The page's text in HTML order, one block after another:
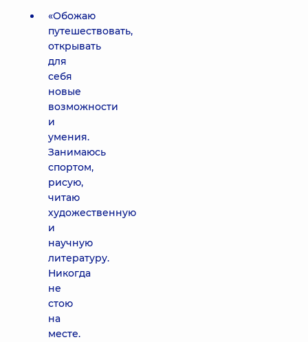
«Обожаю
путешествовать,
открывать
для
себя
новые
возможности
и
умения.
Занимаюсь
спортом,
рисую,
читаю
художественную
и
научную
литературу.
Никогда
не
стою
на
месте.